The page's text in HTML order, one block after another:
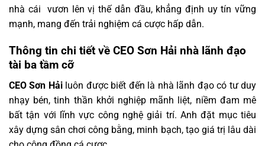
nhà cái vươn lên vị thế dẫn đầu, khẳng định uy tín vững
mạnh, mang đến trải nghiệm cá cược hấp dẫn.
Thông tin chi tiết về CEO Sơn Hải nhà lãnh đạo
tài ba tầm cỡ
CEO Sơn Hảiluôn được biết đến là nhà lãnh đạo có tư duy
nhạy bén, tinh thần khởi nghiệp mãnh liệt, niềm đam mê
bất tận với lĩnh vực công nghệ giải trí. Anh đặt mục tiêu
xây dựng sân chơi công bằng, minh bạch, tạo giá trị lâu dài